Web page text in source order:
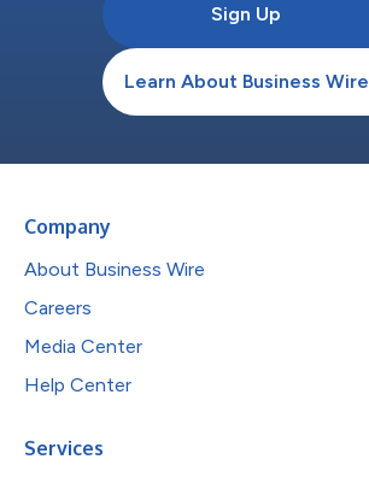
Sign Up
Learn About Business Wire
Company
About Business Wire
Careers
Media Center
Help Center
Services